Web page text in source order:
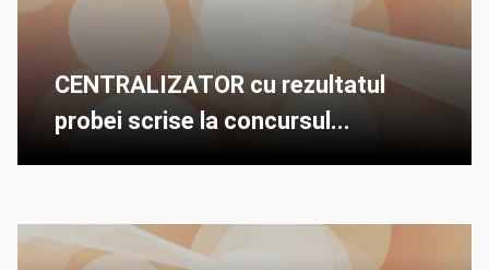
CENTRALIZATOR cu rezultatul
probei scrise la concursul...